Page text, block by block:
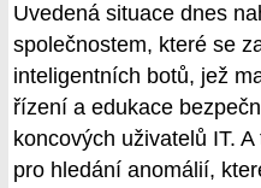
Uvedená situace dnes
společnostem, které se
inteligentních botů, jež
řízení a edukace
koncových uživatelů IT.
pro hledání anomálií,